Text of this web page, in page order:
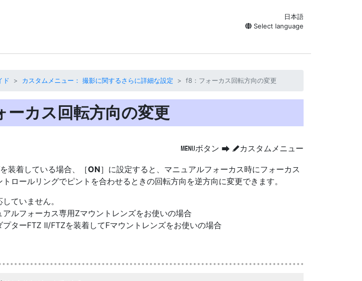
日本語
Select language
ド カスタムメニュー： 撮影に関するさらに詳細な設定 f8：フォーカス回転方向の変更
ーカス回転方向の変更
Gボタン U Aカスタムメニュー
装着している場合、［ON］に設定すると、マニュアルフォーカス時にフォーカス
トロールリングでピントを合わせるときの回転方向 を逆方向に変更できます。
ていません。
アルフォーカス専用Zマウントレンズをお使いの場合
プターFTZ II/FTZを装着してFマウントレンズをお使いの場合